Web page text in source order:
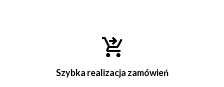
Szybka realizacja zamówień